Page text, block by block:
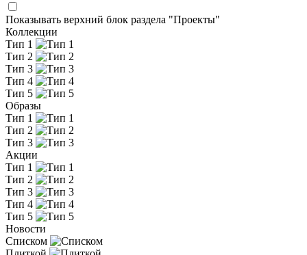
Показывать верхний блок раздела "Проекты"
Коллекции
Тип 1
Тип 2
Тип 3
Тип 4
Тип 5
Образы
Тип 1
Тип 2
Тип 3
Акции
Тип 1
Тип 2
Тип 3
Тип 4
Тип 5
Новости
Списком